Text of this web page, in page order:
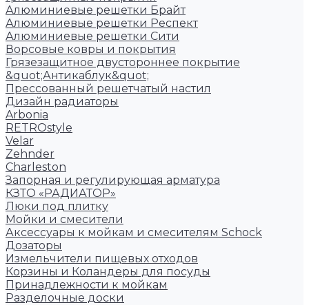
Алюминиевые решетки Брайт
Алюминиевые решетки Респект
Алюминиевые решетки Сити
Ворсовые ковры и покрытия
Грязезащитное двустороннее покрытие
&quot;Антикаблук&quot;
Прессованный решетчатый настил
Дизайн радиаторы
Arbonia
RETROstyle
Velar
Zehnder
Charleston
Запорная и регулирующая арматура
КЗТО «РАДИАТОР»
Люки под плитку
Мойки и смесители
Аксессуары к мойкам и смесителям Schock
Дозаторы
Измельчители пищевых отходов
Корзины и Коландеры для посуды
Принадлежности к мойкам
Разделочные доски